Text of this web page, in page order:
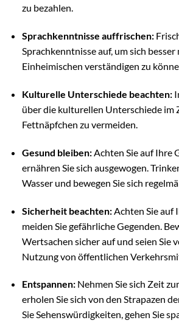
zu bezahlen.
Sprachkenntnisse auffrischen:
Sprachkenntnisse auf, um sich besser
Einheimischen verständigen zu
Kulturelle Unterschiede beachten:
über die kulturellen Unterschiede im
Fettnäpfchen zu vermeiden.
Gesund bleiben:Achten Sie auf Ihre
ernähren Sie sich ausgewogen.
Wasser und bewegen Sie sich
Sicherheit beachten:Achten Sie auf
meiden Sie gefährliche Gegenden.
Wertsachen sicher auf und seien Sie
Nutzung von öffentlichen
Entspannen:Nehmen Sie sich Zeit
erholen Sie sich von den Strapazen
Sie Sehenswürdigkeiten, gehen Sie